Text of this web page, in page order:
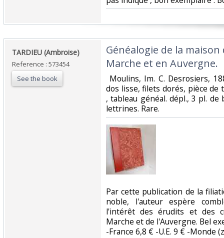
‎TARDIEU (Ambroise)‎
Reference : 573454
See the book
‎Généalogie de la
Marche et en Auvergne.‎
Moulins, Im. C. Desrosiers,
dos lisse, filets dorés, pièce de
, tableau généal. dépl., 3 pl. de
lettrines. Rare. ‎
‎Par cette publication de la
noble, l'auteur espère
l'intérêt des érudits et des
Marche et de l'Auvergne. Bel
-France 6,8 € -U.E. 9 € -Monde